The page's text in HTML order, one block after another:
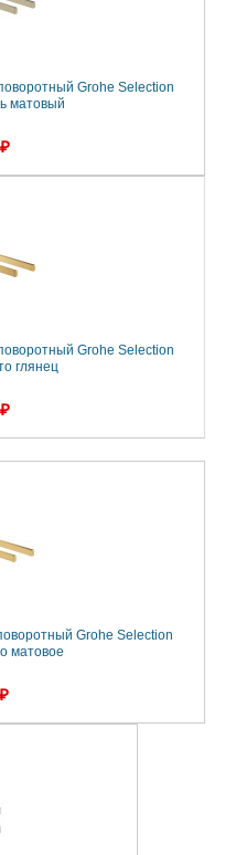
Grohe Selection
матовый
Grohe Selection
глянец
Grohe Selection
матовое